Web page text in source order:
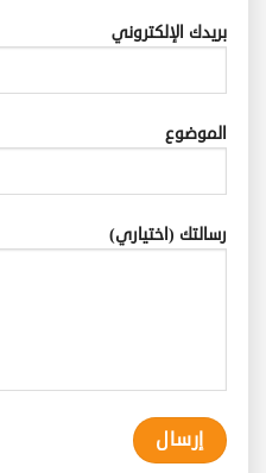
بريدك الإلكتروني
الموضوع
رسالتك (اختياري)